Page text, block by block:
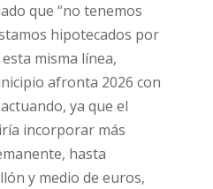
que “no tenemos
hipotecados por
misma línea,
afronta 2026 con
ya que el
incorporar más
hasta
y medio de euros,